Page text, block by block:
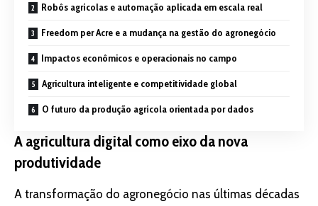
Robôs agrícolas e automação aplicada em escala real
Freedom per Acre e a mudança na gestão do agronegócio
Impactos econômicos e operacionais no campo
Agricultura inteligente e competitividade global
O futuro da produção agrícola orientada por dados
A agricultura digital como eixo da nova
produtividade
A transformação do agronegócio nas últimas décadas